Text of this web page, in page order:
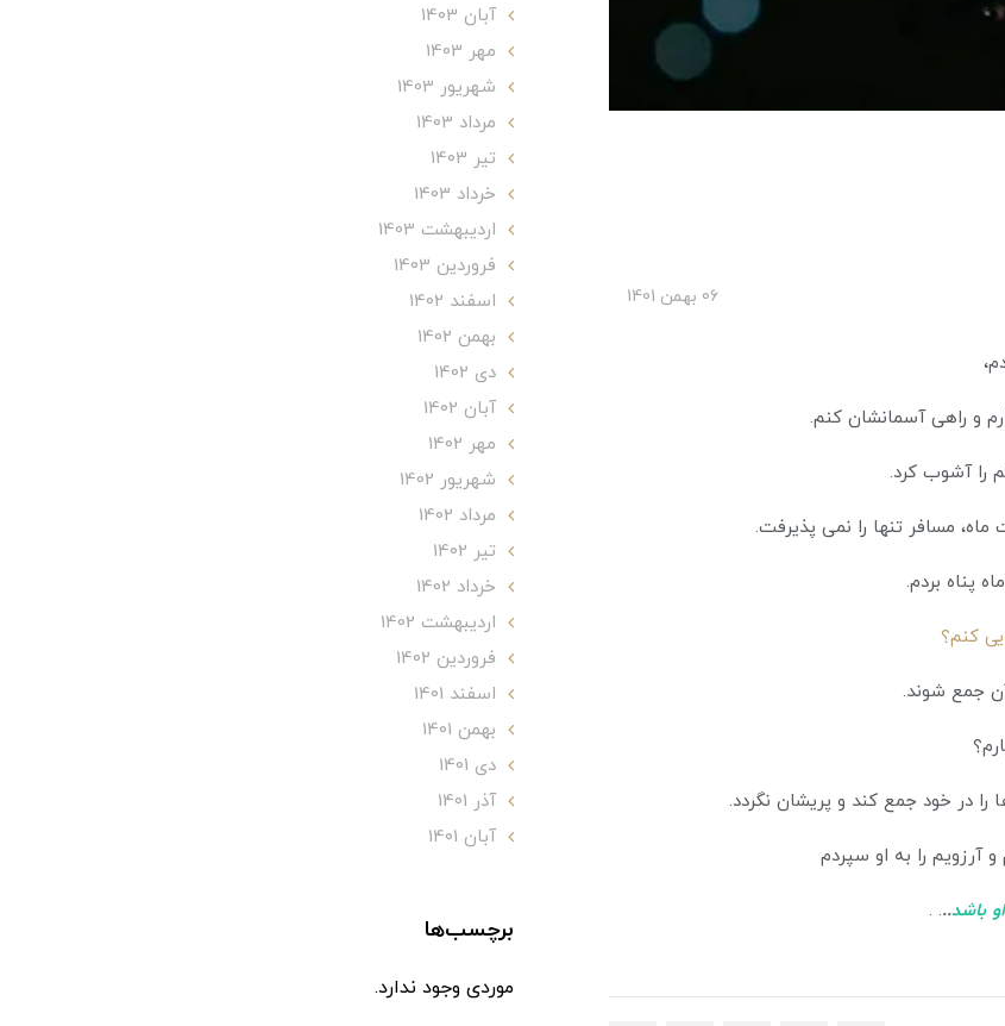
06 بهمن 1401
و راهی آسمانشان کنم.
را آشوب کرد.
مسافر تنها را نمی پذیرفت.
پناه بردم.
کنم؟
جمع شوند.
در خود جمع کند و پریشان نگردد.
آرزویم را به او سپردم
باشد..
. .
آبان 1403
مهر 1403
شهریور 1403
مرداد 1403
تير 1403
خرداد 1403
ارديبهشت 1403
فروردین 1403
اسفند 1402
بهمن 1402
دی 1402
آبان 1402
مهر 1402
شهریور 1402
مرداد 1402
تير 1402
خرداد 1402
ارديبهشت 1402
فروردین 1402
اسفند 1401
بهمن 1401
دی 1401
آذر 1401
آبان 1401
برچسب‌ها
موردی وجود ندارد.